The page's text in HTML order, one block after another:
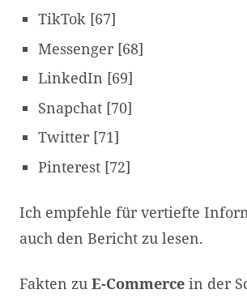
TikTok [67]
Messenger [68]
LinkedIn [69]
Snapchat [70]
Twitter [71]
Pinterest [72]
Ich empfehle für vertiefte
auch den Bericht zu lesen.
Fakten zu E-Commerce in der